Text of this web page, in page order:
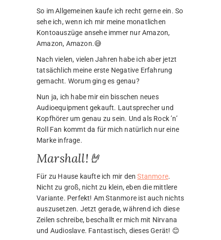
So im Allgemeinen kaufe ich recht gerne ein. So
sehe ich, wenn ich mir meine monatlichen
Kontoauszüge ansehe immer nur Amazon,
Amazon, Amazon.😅
Nach vielen, vielen Jahren habe ich aber jetzt
tatsächlich meine erste Negative Erfahrung
gemacht. Worum ging es genau?
Nun ja, ich habe mir ein bisschen neues
Audioequipment gekauft. Lautsprecher und
Kopfhörer um genau zu sein. Und als Rock ’n’
Roll Fan kommt da für mich natürlich nur eine
Marke infrage.
Marshall!🤘
Für zu Hause kaufte ich mir denStanmore.
Nicht zu groß, nicht zu klein, eben die mittlere
Variante. Perfekt! Am Stanmore ist auch nichts
auszusetzen. Jetzt gerade, während ich diese
Zeilen schreibe, beschallt er mich mit Nirvana
und Audioslave. Fantastisch, dieses Gerät! 😊